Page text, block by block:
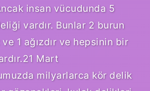
insan vücudunda 5
vardır. Bunlar 2 burun
1 ağızdır ve hepsinin bir
Mart
milyarlarca kör delik